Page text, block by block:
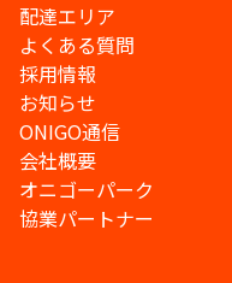
配達エリア
よくある質問
採用情報
お知らせ
ONIGO通信
会社概要
オニゴーパーク
協業パートナー